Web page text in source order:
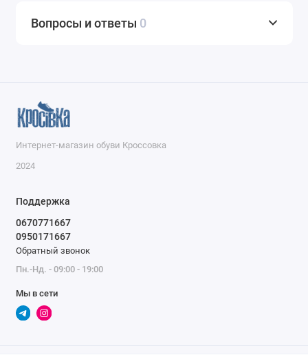
Вопросы и ответы 0
Интернет-магазин обуви Кроссовка
2024
Поддержка
0670771667
0950171667
Обратный звонок
Пн.-Нд. - 09:00 - 19:00
Мы в сети